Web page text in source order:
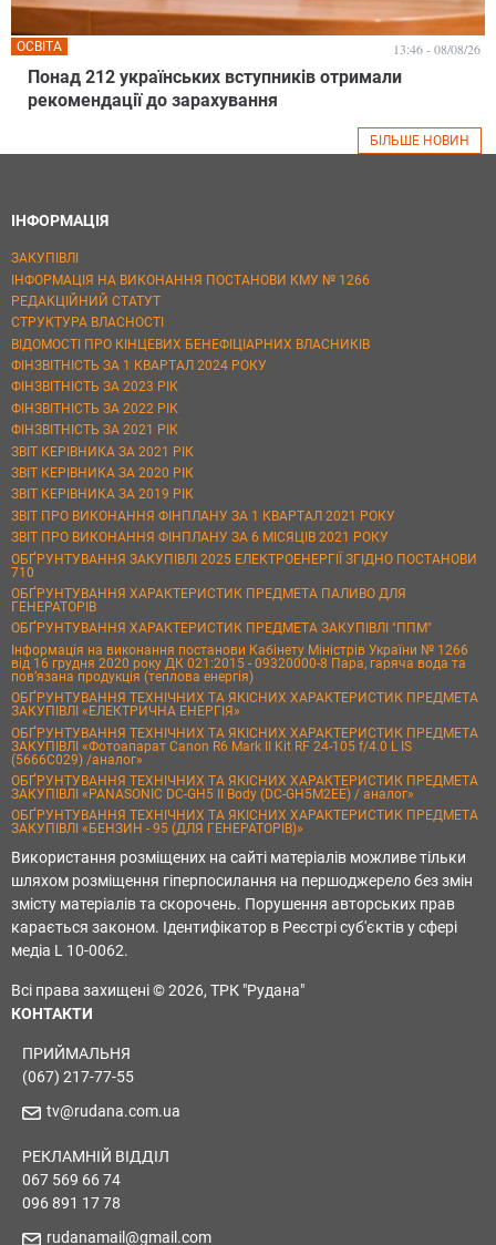
Понад 212 українських вступників отримали
рекомендації до зарахування
ОСВІТА 13:46 - 08/08/26
БІЛЬШЕ НОВИН
ІНФОРМАЦІЯ
ЗАКУПІВЛІ
ІНФОРМАЦІЯ НА ВИКОНАННЯ ПОСТАНОВИ КМУ № 1266
РЕДАКЦІЙНИЙ СТАТУТ
СТРУКТУРА ВЛАСНОСТІ
ВІДОМОСТІ ПРО КІНЦЕВИХ БЕНЕФІЦІАРНИХ ВЛАСНИКІВ
ФІНЗВІТНІСТЬ ЗА 1 КВАРТАЛ 2024 РОКУ
ФІНЗВІТНІСТЬ ЗА 2023 РІК
ФІНЗВІТНІСТЬ ЗА 2022 РІК
ФІНЗВІТНІСТЬ ЗА 2021 РІК
ЗВІТ КЕРІВНИКА ЗА 2021 РІК
ЗВІТ КЕРІВНИКА ЗА 2020 РІК
ЗВІТ КЕРІВНИКА ЗА 2019 РІК
ЗВІТ ПРО ВИКОНАННЯ ФІНПЛАНУ ЗА 1 КВАРТАЛ 2021 РОКУ
ЗВІТ ПРО ВИКОНАННЯ ФІНПЛАНУ ЗА 6 МІСЯЦІВ 2021 РОКУ
ОБҐРУНТУВАННЯ ЗАКУПІВЛІ 2025 ЕЛЕКТРОЕНЕРГІЇ ЗГІДНО ПОСТАНОВИ
710
ОБҐРУНТУВАННЯ ХАРАКТЕРИСТИК ПРЕДМЕТА ПАЛИВО ДЛЯ
ГЕНЕРАТОРІВ
ОБҐРУНТУВАННЯ ХАРАКТЕРИСТИК ПРЕДМЕТА ЗАКУПІВЛІ "ППМ"
Інформація на виконання постанови Кабінету Міністрів України № 1266
від 16 грудня 2020 року ДК 021:2015 - 09320000-8 Пара, гаряча вода та
пов’язана продукція (теплова енергія)
ОБҐРУНТУВАННЯ ТЕХНІЧНИХ ТА ЯКІСНИХ ХАРАКТЕРИСТИК ПРЕДМЕТА
ЗАКУПІВЛІ «ЕЛЕКТРИЧНА ЕНЕРГІЯ»
ОБҐРУНТУВАННЯ ТЕХНІЧНИХ ТА ЯКІСНИХ ХАРАКТЕРИСТИК ПРЕДМЕТА
ЗАКУПІВЛІ «Фотоапарат Canon R6 Mark II Kit RF 24-105 f/4.0 L IS
(5666C029) /аналог»
ОБҐРУНТУВАННЯ ТЕХНІЧНИХ ТА ЯКІСНИХ ХАРАКТЕРИСТИК ПРЕДМЕТА
ЗАКУПІВЛІ «PANASONIC DC-GH5 II Body (DC-GH5M2EE) / аналог»
ОБҐРУНТУВАННЯ ТЕХНІЧНИХ ТА ЯКІСНИХ ХАРАКТЕРИСТИК ПРЕДМЕТА
ЗАКУПІВЛІ «БЕНЗИН - 95 (ДЛЯ ГЕНЕРАТОРІВ)»
Використання розміщених на сайті матеріалів можливе тільки
шляхом розміщення гіперпосилання на першоджерело без змін
змісту матеріалів та скорочень. Порушення авторських прав
карається законом. Ідентифікатор в Реєстрі суб'єктів у сфері
медіа L 10-0062.
Всі права захищені © 2026, ТРК "Рудана"
КОНТАКТИ
ПРИЙМАЛЬНЯ
(067) 217-77-55
tv@rudana.com.ua
РЕКЛАМНІЙ ВІДДІЛ
067 569 66 74
096 891 17 78
rudanamail@gmail.com